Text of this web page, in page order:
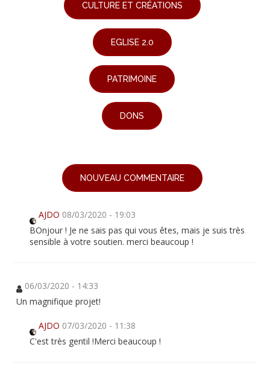
CULTURE ET CRÉATIONS
EGLISE 2.0
PATRIMOINE
DONS
NOUVEAU COMMENTAIRE
AJDO 08/03/2020 - 19:03
BOnjour ! Je ne sais pas qui vous êtes, mais je suis très
sensible à votre soutien. merci beaucoup !
06/03/2020 - 14:33
Un magnifique projet!
AJDO 07/03/2020 - 11:38
C'est très gentil !Merci beaucoup !